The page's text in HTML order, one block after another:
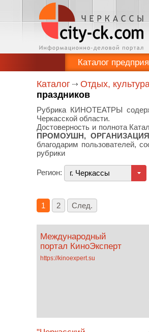
Каталог
Каталог Отдых,
праздников
Рубрика КИНОТЕАТРЫ
Черкасской области.
Достоверность и полнота
ПРОМОУШН,
благодарим пользователей,
рубрики
Регион: г. Черкассы
1 2 След.
Международный
портал КиноЭксперт
https://kinoexpert.su